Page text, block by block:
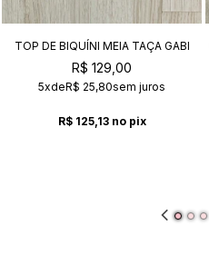
TOP DE BIQUÍNI MEIA TAÇA GABI
SAFARI
R$ 129,00
5xdeR$ 25,80sem juros
R$ 125,13 no pix